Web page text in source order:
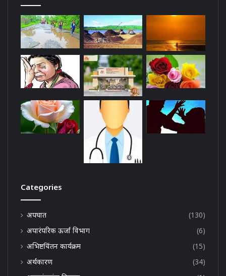
Categories
अपघात
(130)
अपारंपरिक ऊर्जा विभाग
(6)
अभिष्टचिंतन कार्यक्रम
(15)
अर्थकारण
(34)